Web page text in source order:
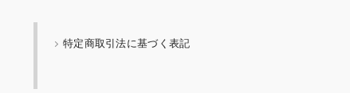
特定商取引法に基づく表記